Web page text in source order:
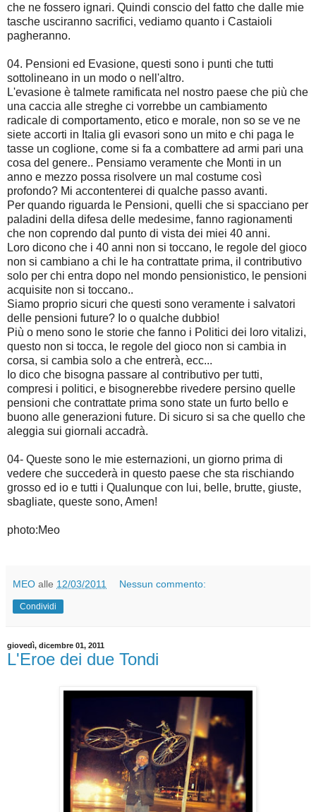
che ne fossero ignari. Quindi conscio del fatto che dalle mie
tasche usciranno sacrifici, vediamo quanto i Castaioli
pagheranno.
04. Pensioni ed Evasione, questi sono i punti che tutti
sottolineano in un modo o nell'altro.
L'evasione è talmete ramificata nel nostro paese che più che
una caccia alle streghe ci vorrebbe un cambiamento
radicale di comportamento, etico e morale, non so se ve ne
siete accorti in Italia gli evasori sono un mito e chi paga le
tasse un coglione, come si fa a combattere ad armi pari una
cosa del genere.. Pensiamo veramente che Monti in un
anno e mezzo possa risolvere un mal costume così
profondo? Mi accontenterei di qualche passo avanti.
Per quando riguarda le Pensioni, quelli che si spacciano per
paladini della difesa delle medesime, fanno ragionamenti
che non coprendo dal punto di vista dei miei 40 anni.
Loro dicono che i 40 anni non si toccano, le regole del gioco
non si cambiano a chi le ha contrattate prima, il contributivo
solo per chi entra dopo nel mondo pensionistico, le pensioni
acquisite non si toccano..
Siamo proprio sicuri che questi sono veramente i salvatori
delle pensioni future? Io o qualche dubbio!
Più o meno sono le storie che fanno i Politici dei loro vitalizi,
questo non si tocca, le regole del gioco non si cambia in
corsa, si cambia solo a che entrerà, ecc...
Io dico che bisogna passare al contributivo per tutti,
compresi i politici, e bisognerebbe rivedere persino quelle
pensioni che contrattate prima sono state un furto bello e
buono alle generazioni future. Di sicuro si sa che quello che
aleggia sui giornali accadrà.
04- Queste sono le mie esternazioni, un giorno prima di
vedere che succederà in questo paese che sta rischiando
grosso ed io e tutti i Qualunque con lui, belle, brutte, giuste,
sbagliate, queste sono, Amen!
photo:Meo
MEO alle 12/03/2011 Nessun commento:
Condividi
giovedì, dicembre 01, 2011
L'Eroe dei due Tondi